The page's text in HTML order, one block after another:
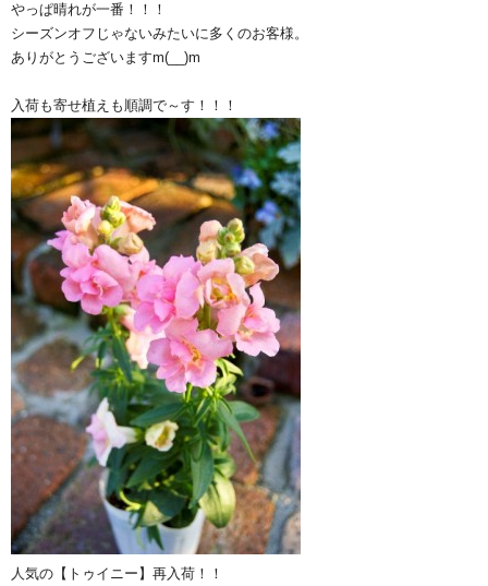
やっぱ晴れが一番！！！
シーズンオフじゃないみたいに多くのお客様。
ありがとうございますm(__)m
入荷も寄せ植えも順調で～す！！！
人気の【トゥイニー】再入荷！！